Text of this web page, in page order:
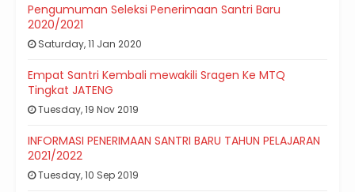
Pengumuman Seleksi Penerimaan Santri Baru
2020/2021
Saturday, 11 Jan 2020
Empat Santri Kembali mewakili Sragen Ke MTQ
Tingkat JATENG
Tuesday, 19 Nov 2019
INFORMASI PENERIMAAN SANTRI BARU TAHUN PELAJARAN
2021/2022
Tuesday, 10 Sep 2019